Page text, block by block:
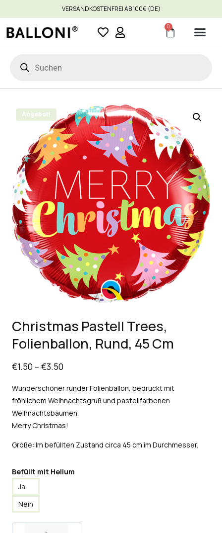
VERSANDKOSTENFREI AB 100€ (DE)
0
Angebot!
Christmas Pastell Trees,
Folienballon, Rund, 45 Cm
€1.50 – €3.50
Wunderschöner runder Folienballon, bedruckt mit
fröhlichem Weihnachtsgruß und pastellfarbenen
Weihnachtsbäumen.
Merry Christmas!
Größe: Im befüllten Zustand circa 45 cm im Durchmesser.
Befüllt mit Helium
Ja
Nein